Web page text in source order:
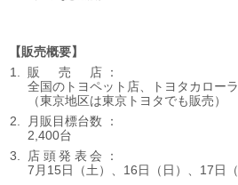
販売概要
販売 店
全国のトヨペット店、
トヨタカローラ
（東京地区は東京トヨタでも販売）
月販目標台数
2,400台
店頭発表 会
7月15日（土）、16日（日）、 17日